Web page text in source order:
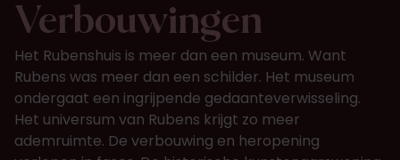
Bezoek
Zien & doen
Verbouwingen
Verhalen
Collectie & onderzoek
Verbouwingen
Het Rubenshuis is meer dan een museum. Want
Rubens was meer dan een schilder. Het museum
ondergaat een ingrijpende gedaanteverwisseling.
Het universum van Rubens krijgt zo meer
ademruimte. De verbouwing en heropening